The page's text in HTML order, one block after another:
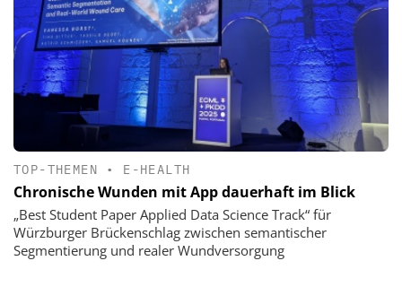
TOP-THEMEN • E-HEALTH
Chronische Wunden mit App dauerhaft im Blick
„Best Student Paper Applied Data Science Track“ für
Würzburger Brückenschlag zwischen semantischer
Segmentierung und realer Wundversorgung